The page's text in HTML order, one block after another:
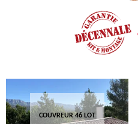
COUVREUR 46 LOT